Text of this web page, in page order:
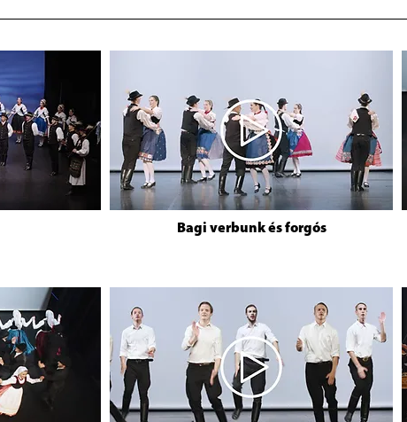
Bagi verbunk és forgós